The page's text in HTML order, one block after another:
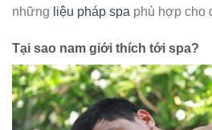
những liệu pháp spa phù hợp cho
Tại sao nam giới thích tới spa?